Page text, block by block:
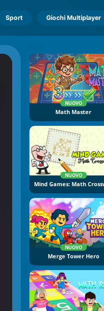
Sport Giochi Multiplayer
NUOVO
Math Master
NUOVO
NUOVO
Merge Tower Hero